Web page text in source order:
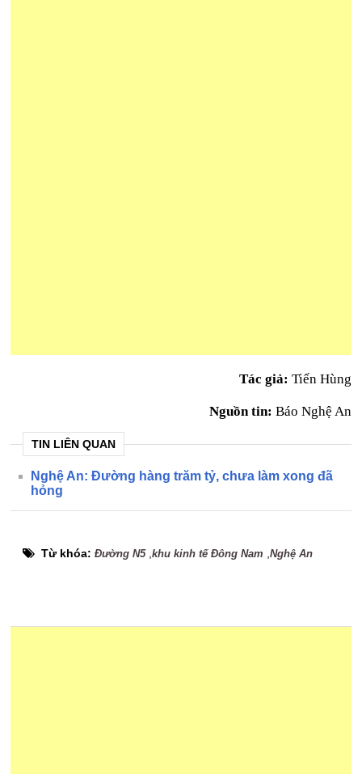
Tác giả: Tiến Hùng
Nguồn tin: Báo Nghệ An
TIN LIÊN QUAN
Nghệ An: Đường hàng trăm tỷ, chưa làm xong đã
hỏng
Từ khóa:Đường N5,khu kinh tế Đông Nam ,Nghệ An